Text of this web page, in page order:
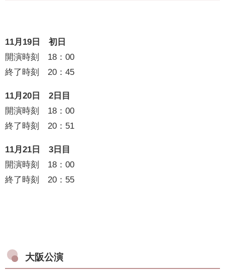
11月19日 初日
開演時刻 18：00
終了時刻 20：45
11月20日 2日目
開演時刻 18：00
終了時刻 20：51
11月21日 3日目
開演時刻 18：00
終了時刻 20：55
大阪公演